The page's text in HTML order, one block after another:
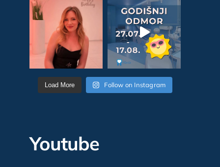
Load More Follow on Instagram
Youtube